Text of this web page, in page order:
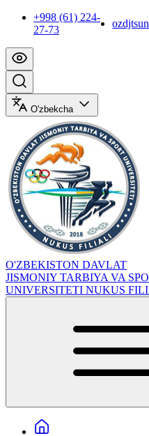
+998 (61) 224-
27-73
O'zbekcha
O'ZBEKISTON DAVLAT
JISMONIY TARBIYA VA
UNIVERSITETI NUKUS